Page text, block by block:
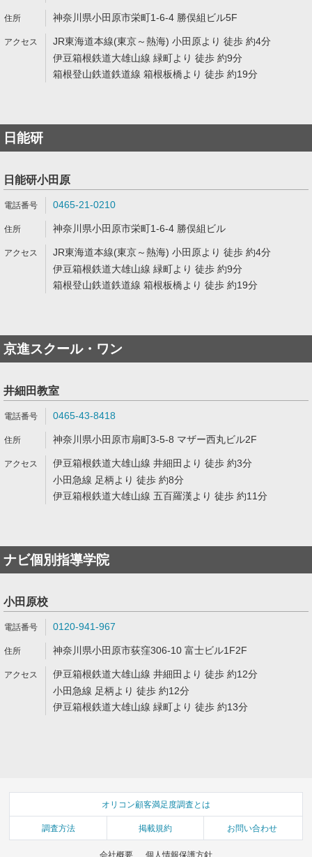
神奈川県小田原市栄町1-6-4 勝俣組ビル5F
JR東海道本線(東京～熱海) 小田原より 徒歩 約4分
伊豆箱根鉄道大雄山線 緑町より 徒歩 約9分
箱根登山鉄道鉄道線 箱根板橋より 徒歩 約19分
日能研
日能研小田原
0465-21-0210
神奈川県小田原市栄町1-6-4 勝俣組ビル
JR東海道本線(東京～熱海) 小田原より 徒歩 約4分
伊豆箱根鉄道大雄山線 緑町より 徒歩 約9分
箱根登山鉄道鉄道線 箱根板橋より 徒歩 約19分
京進スクール・ワン
井細田教室
0465-43-8418
神奈川県小田原市扇町3-5-8 マザー西丸ビル2F
伊豆箱根鉄道大雄山線 井細田より 徒歩 約3分
小田急線 足柄より 徒歩 約8分
伊豆箱根鉄道大雄山線 五百羅漢より 徒歩 約11分
ナビ個別指導学院
小田原校
0120-941-967
神奈川県小田原市荻窪306-10 富士ビル1F2F
伊豆箱根鉄道大雄山線 井細田より 徒歩 約12分
小田急線 足柄より 徒歩 約12分
伊豆箱根鉄道大雄山線 緑町より 徒歩 約13分
オリコン顧客満足度調査とは
調査方法 掲載規約 お問い合わせ
会社概要 個人情報保護方針